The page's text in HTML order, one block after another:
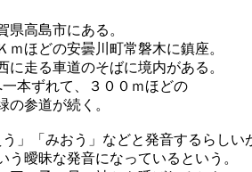
県高島市にある。
ｍほどの安曇川町常磐木に鎮座。
に走る車道のそばに境内がある。
本ずれて、３００ｍほどの
の参道が続く。
う」「みおう」などと発音するらしい
う曖昧な発音になっているという。